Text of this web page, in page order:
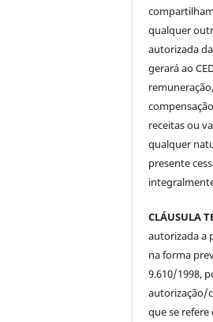
qualquer
autorizada
gerará ao
receitas ou
qualquer
presente
CLÁUSULA
autorizada a
na forma
9.610/1998,
autorização/
que se refere